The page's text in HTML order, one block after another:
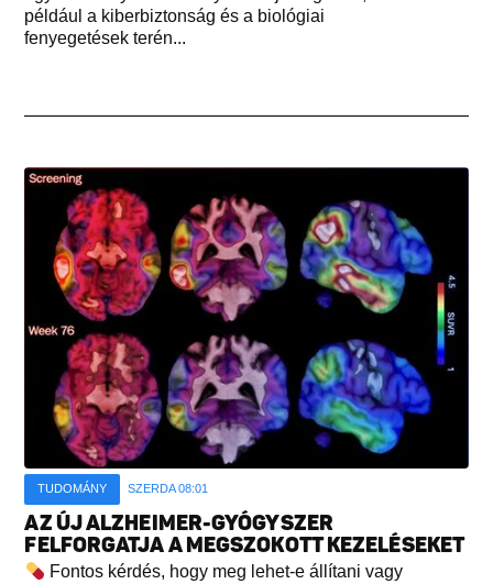
például a kiberbiztonság és a biológiai
fenyegetések terén...
TUDOMÁNY SZERDA 08:01
AZ ÚJ ALZHEIMER-GYÓGYSZER
FELFORGATJA A MEGSZOKOTT KEZELÉSEKET
Fontos kérdés, hogy meg lehet-e állítani vagy